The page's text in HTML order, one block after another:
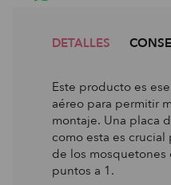
DETALLES
Este producto es
aéreo para permitir
montaje. Una placa
como esta es crucial
de los mosquetones
puntos a 1.